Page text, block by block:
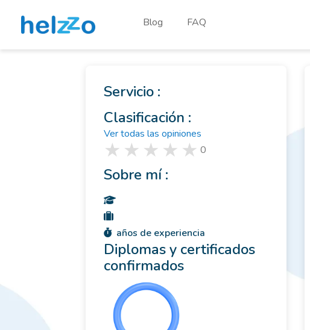
Blog FAQ
Servicio :
Clasificación :
Ver todas las opiniones
0
Sobre mí :
años de experiencia
Diplomas y certificados
confirmados